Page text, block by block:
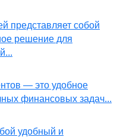
представляет собой
решение для
— это удобное
финансовых задач...
удобный и